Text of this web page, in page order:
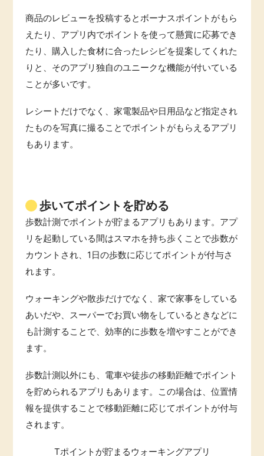
商品のレビューを投稿するとボーナスポイントがもら
えたり、アプリ内でポイントを使って懸賞に応募でき
たり、購入した食材に合ったレシピを提案してくれた
りと、そのアプリ独自のユニークな機能が付いている
ことが多いです。
レシートだけでなく、家電製品や日用品など指定され
たものを写真に撮ることでポイントがもらえるアプリ
もあります。
歩いてポイントを貯める
歩数計測でポイントが貯まるアプリもあります。アプ
リを起動している間はスマホを持ち歩くことで歩数が
カウントされ、1日の歩数に応じてポイントが付与さ
れます。
ウォーキングや散歩だけでなく、家で家事をしている
あいだや、スーパーでお買い物をしているときなどに
も計測することで、効率的に歩数を増やすことができ
ます。
歩数計測以外にも、電車や徒歩の移動距離でポイント
を貯められるアプリもあります。この場合は、位置情
報を提供することで移動距離に応じてポイントが付与
されます。
Tポイントが貯まるウォーキングアプリ